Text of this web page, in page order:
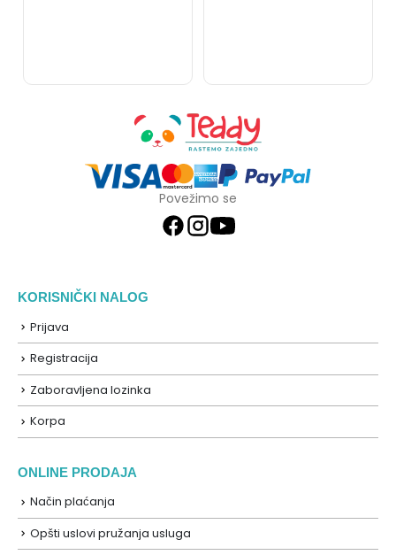
Povežimo se
KORISNIČKI NALOG
Prijava
Registracija
Zaboravljena lozinka
Korpa
ONLINE PRODAJA
Način plaćanja
Opšti uslovi pružanja usluga